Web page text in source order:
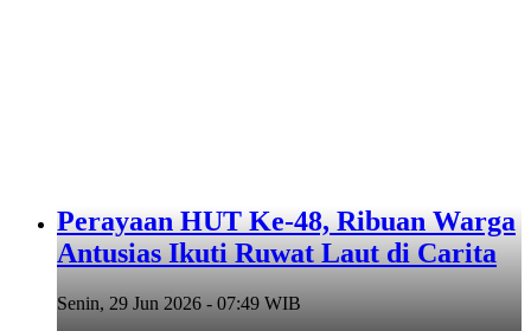
Perayaan HUT Ke-48, Ribuan Warga
Antusias Ikuti Ruwat Laut di Carita
Senin, 29 Jun 2026 - 07:49 WIB